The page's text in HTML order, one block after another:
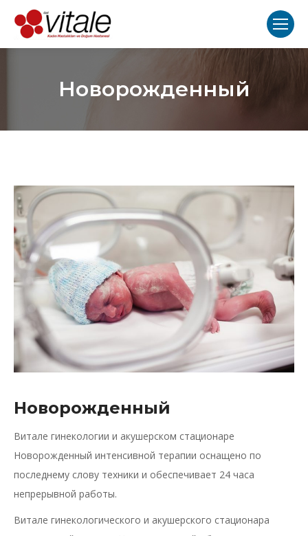
Новорожденный
Новорожденный
Витале гинекологии и акушерском стационаре
Новорожденный интенсивной терапии оснащено по
последнему слову техники и обеспечивает 24 часа
непрерывной работы.
Витале гинекологического и акушерского стационара